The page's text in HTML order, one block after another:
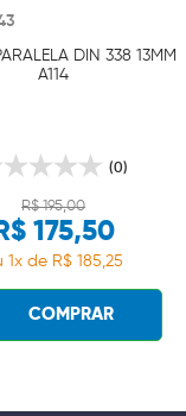
DIN 338 13MM
A114
(0)
R$ 195,00
R$ 175,50
1x de R$ 185,25
COMPRAR